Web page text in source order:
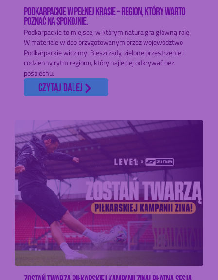
PODKARPACKIE W PEŁNEJ KRASIE – REGION, KTÓRY WARTO
POZNAĆ NA SPOKOJNIE.
Podkarpackie to miejsce, w którym natura gra główną rolę.
W materiale wideo przygotowanym przez województwo
Podkarpackie widzimy Bieszczady, zielone przestrzenie i
codzienny rytm regionu, który najlepiej odkrywać bez
pośpiechu.
czytaj dalej